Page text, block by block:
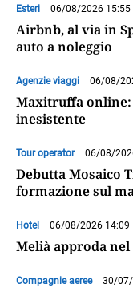
Esteri 06/08/2026 15:55
Airbnb, al via in
auto a noleggio
Agenzie viaggi 06/08/
Maxitruffa online:
inesistente
Tour operator 06/08/
Debutta Mosaico
formazione sul
Hotel 06/08/2026 14:09
Melià approda nel
Compagnie aeree 30/